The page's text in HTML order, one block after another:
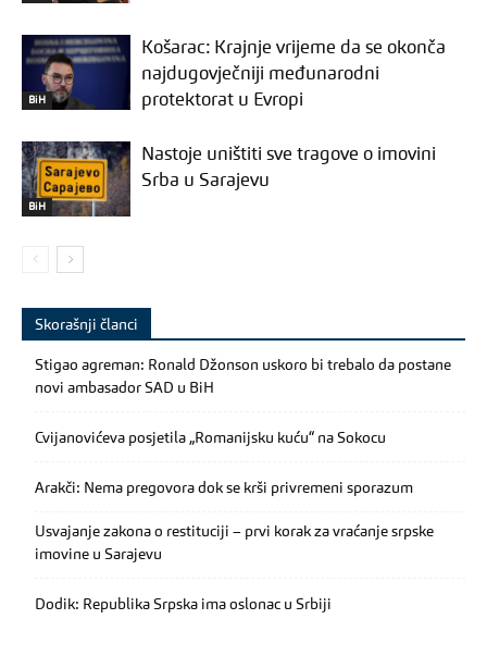
BiH
Košarac: Krajnje vrijeme da se okonča
najdugovječniji međunarodni
protektorat u Evropi
BiH
Nastoje uništiti sve tragove o imovini
Srba u Sarajevu
Skorašnji članci
Stigao agreman: Ronald Džonson uskoro bi trebalo da postane
novi ambasador SAD u BiH
Cvijanovićeva posjetila „Romanijsku kuću“ na Sokocu
Arakči: Nema pregovora dok se krši privremeni sporazum
Usvajanje zakona o restituciji – prvi korak za vraćanje srpske
imovine u Sarajevu
Dodik: Republika Srpska ima oslonac u Srbiji